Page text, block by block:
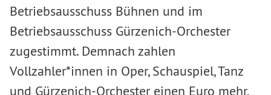
Betriebsausschuss Bühnen und im
Betriebsausschuss Gürzenich-Orchester
zugestimmt. Demnach zahlen
Vollzahler*innen in Oper, Schauspiel, Tanz
und Gürzenich-Orchester einen Euro mehr,